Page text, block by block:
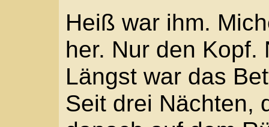
gehen lassen. Und
alle Vornehmen mit
ihren Landsitzen
wollte ich dir einen
Michele hatte zu ihm